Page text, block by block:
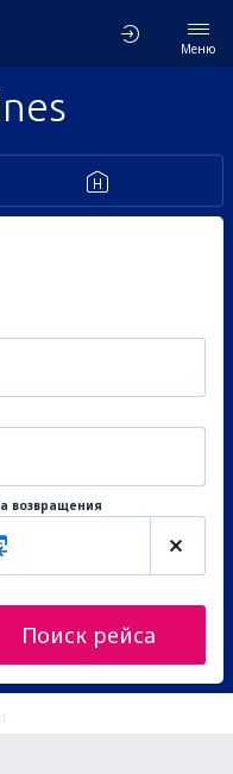
Меню
возвращения
Поиск рейса